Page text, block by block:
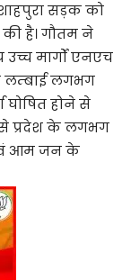
सड़क को
की है। गौतम ने
उच्च मार्गों एनएच
लम्बाई लगभग
घोषित होने से
प्रदेश के लगभग
आम जन के